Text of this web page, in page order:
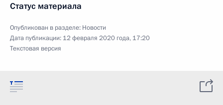
Статус материала
Опубликован в разделе: Новости
Дата публикации: 12 февраля 2020 года, 17:20
Текстовая версия